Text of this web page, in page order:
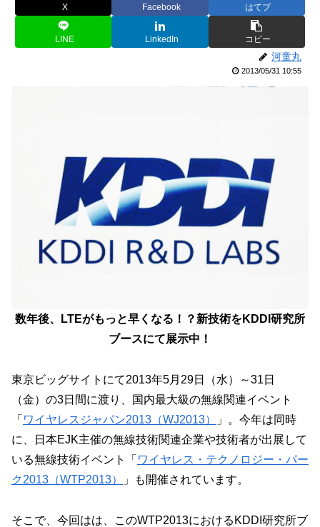
X Facebook はてブ
LINE LinkedIn コピー
河童丸
2013/05/31 10:55
数年後、LTEがもっと早くなる！？新技術をKDDI研究所
ブースにて展示中！
東京ビッグサイトにて2013年5月29日（水）～31日
（金）の3日間に渡り、国内最大級の無線関連イベント
「 ワイヤレスジャパン2013（WJ2013）
」。今年は同時
に、日本EJK主催の無線技術関連企業や技術者が出展して
いる無線技術イベント「 ワイヤレス・テクノロジー・パー
ク2013（WTP2013）
」も開催されています。
そこで、今回はは、このWTP2013におけるKDDI研究所ブ